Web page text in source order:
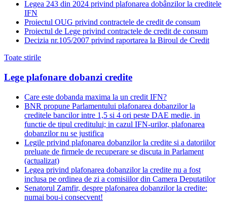
Legea 243 din 2024 privind plafonarea dobânzilor la creditele
IFN
Proiectul OUG privind contractele de credit de consum
Proiectul de Lege privind contractele de credit de consum
Decizia nr.105/2007 privind raportarea la Biroul de Credit
Toate stirile
Lege plafonare dobanzi credite
Care este dobanda maxima la un credit IFN?
BNR propune Parlamentului plafonarea dobanzilor la
creditele bancilor intre 1,5 si 4 ori peste DAE medie, in
functie de tipul creditului; in cazul IFN-urilor, plafonarea
dobanzilor nu se justifica
Legile privind plafonarea dobanzilor la credite si a datoriilor
preluate de firmele de recuperare se discuta in Parlament
(actualizat)
Legea privind plafonarea dobanzilor la credite nu a fost
inclusa pe ordinea de zi a comisiilor din Camera Deputatilor
Senatorul Zamfir, despre plafonarea dobanzilor la credite:
numai bou-i consecvent!